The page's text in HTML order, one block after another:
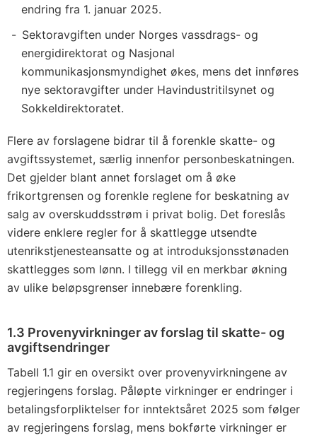
endring fra 1. januar 2025.
Sektoravgiften under Norges vassdrags- og
energidirektorat og Nasjonal
kommunikasjonsmyndighet økes, mens det innføres
nye sektoravgifter under Havindustritilsynet og
Sokkeldirektoratet.
Flere av forslagene bidrar til å forenkle skatte- og
avgiftssystemet, særlig innenfor personbeskatningen.
Det gjelder blant annet forslaget om å øke
frikortgrensen og forenkle reglene for beskatning av
salg av overskuddsstrøm i privat bolig. Det foreslås
videre enklere regler for å skattlegge utsendte
utenrikstjenesteansatte og at introduksjonsstønaden
skattlegges som lønn. I tillegg vil en merkbar økning
av ulike beløpsgrenser innebære forenkling.
1.3 Provenyvirkninger av forslag til skatte- og
avgiftsendringer
Tabell 1.1 gir en oversikt over provenyvirkningene av
regjeringens forslag. Påløpte virkninger er endringer i
betalingsforpliktelser for inntektsåret 2025 som følger
av regjeringens forslag, mens bokførte virkninger er